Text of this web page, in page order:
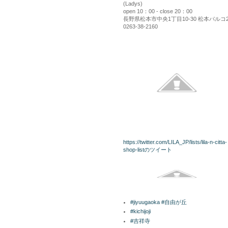
(Ladys)
open 10：00 - close 20：00
長野県松本市中央1丁目10-30 松本パルコ
0263-38-2160
https://twitter.com/LILA_JP/lists/lila-n-citta-
shop-listのツイート
Facebook
#jiyuugaoka #自由が丘
#kichijoji
#吉祥寺